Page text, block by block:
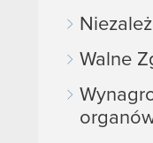
Walne